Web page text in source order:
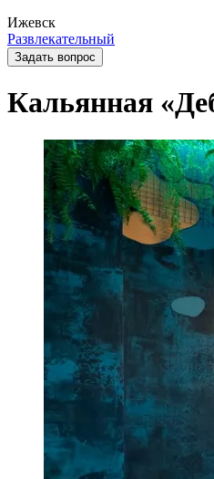
Ижевск
Развлекательный
Задать вопрос
Кальянная